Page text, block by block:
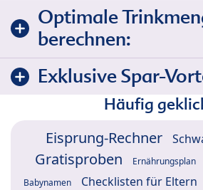
Optimale
berechnen:
Exklusive Spar-
Häufig
Eisprung-Rechner
Gratisproben Ernährungsplan
Babynamen Checklisten für Eltern